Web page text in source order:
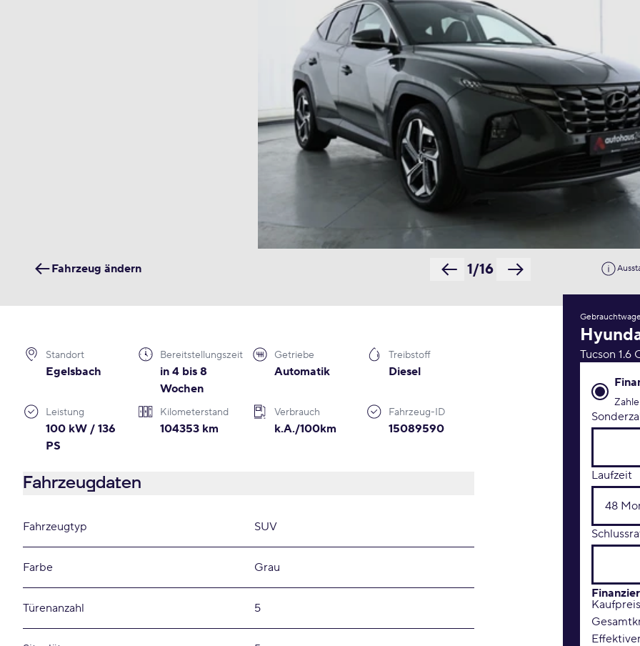
1/16
Fahrzeug ändern
Tucson
Laufzeit
Kaufpreis
Standort
Egelsbach
Bereitstellungszeit
in 4 bis 8
Wochen
Getriebe
Automatik
Treibstoff
Diesel
Leistung
100 kW / 136
PS
Kilometerstand
104353 km
Verbrauch
k.A./100km
Fahrzeug-ID
15089590
Fahrzeugdaten
Fahrzeugtyp SUV
Farbe Grau
Türenanzahl 5